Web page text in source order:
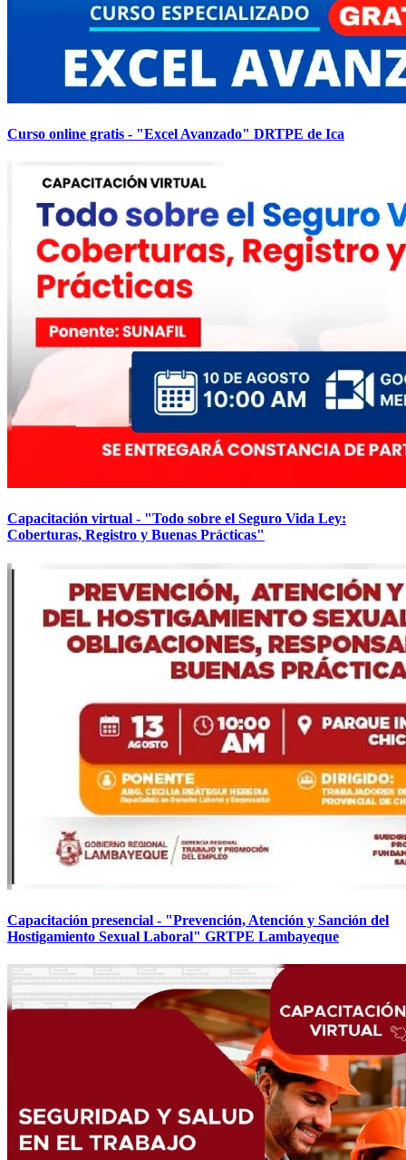
Curso online gratis - "Excel Avanzado" DRTPE de Ica
Capacitación virtual - "Todo sobre el Seguro Vida Ley:
Coberturas, Registro y Buenas Prácticas"
Capacitación presencial - "Prevención, Atención y Sanción del
Hostigamiento Sexual Laboral" GRTPE Lambayeque